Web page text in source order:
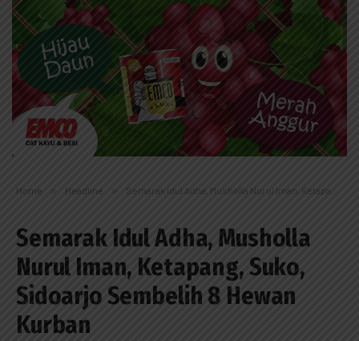
Home » Headline » Semarak Idul Adha, Musholla Nurul Iman, Ketapang, Suko, Sidoarjo Sembelih 8 Hewan Kurban
Semarak Idul Adha, Musholla
Nurul Iman, Ketapang, Suko,
Sidoarjo Sembelih 8 Hewan
Kurban